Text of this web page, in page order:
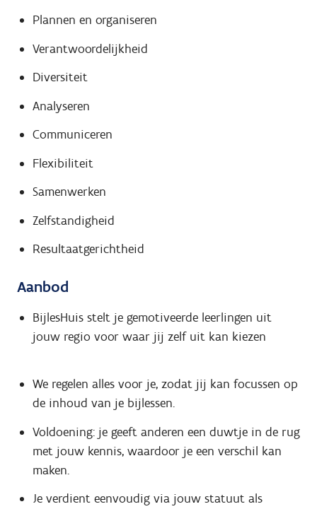
Plannen en organiseren
Verantwoordelijkheid
Diversiteit
Analyseren
Communiceren
Flexibiliteit
Samenwerken
Zelfstandigheid
Resultaatgerichtheid
Aanbod
BijlesHuis stelt je gemotiveerde leerlingen uit
jouw regio voor waar jij zelf uit kan kiezen
We regelen alles voor je, zodat jij kan focussen op
de inhoud van je bijlessen.
Voldoening: je geeft anderen een duwtje in de rug
met jouw kennis, waardoor je een verschil kan
maken.
Je verdient eenvoudig via jouw statuut als